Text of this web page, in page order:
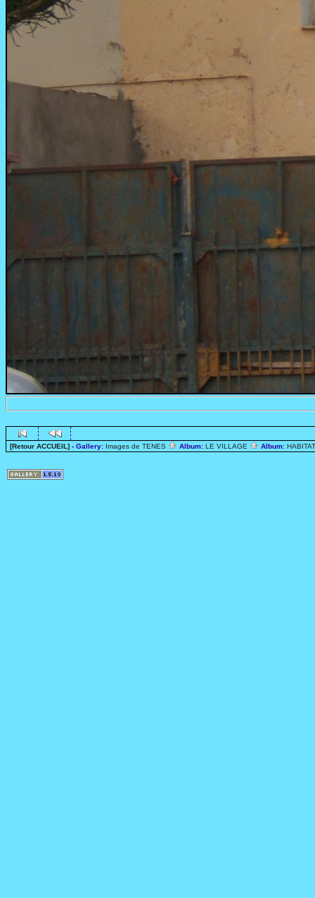
[Retour ACCUEIL] - Gallery: Images de TENES Album: LE VILLAGE Album: